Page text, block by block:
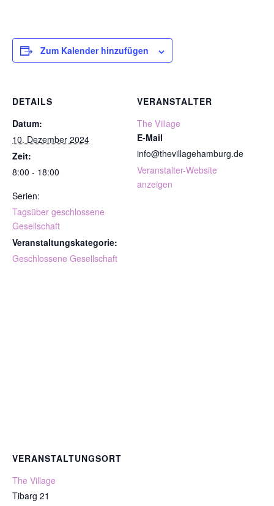
Zum Kalender hinzufügen
DETAILS
Datum:
10. Dezember 2024
Zeit:
8:00 - 18:00
Serien:
Tagsüber geschlossene
Gesellschaft
Veranstaltungskategorie:
Geschlossene Gesellschaft
VERANSTALTER
The Village
E-Mail
info@thevillagehamburg.de
Veranstalter-Website
anzeigen
VERANSTALTUNGSORT
The Village
Tibarg 21